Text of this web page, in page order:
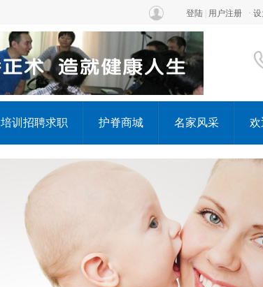
登陆 用户注册 ·
培训招聘求职 护脊商城 名家风采 欢